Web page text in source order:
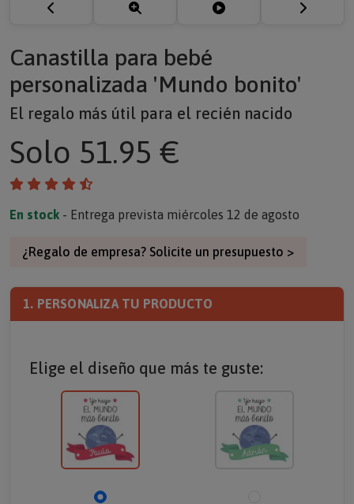
Canastilla para bebé
personalizada 'Mundo bonito'
El regalo más útil para el recién nacido
Solo 51.95 €
En stock - Entrega prevista miércoles 12 de agosto
¿Regalo de empresa? Solicite un presupuesto >
1. PERSONALIZA TU PRODUCTO
Elige el diseño que más te guste: